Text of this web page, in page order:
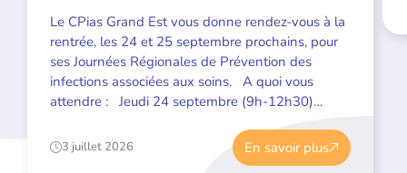
Le CPias Grand Est vous donne rendez-vous à la
rentrée, les 24 et 25 septembre prochains, pour
ses Journées Régionales de Prévention des
infections associées aux soins. A quoi vous
attendre : Jeudi 24 septembre (9h-12h30)
24 septembre (14h-17h30) : Prévention de la
transmission : nouveaux outils Vendredi 25
3 juillet 2026 En savoir plus